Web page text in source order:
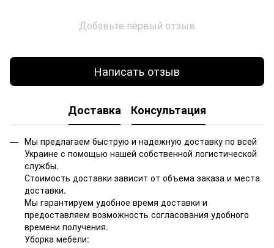
Добавьте первый отзыв
Написать отзыв
Доставка Консультация
Мы предлагаем быструю и надежную доставку по всей
Украине с помощью нашей собственной логистической
службы.
Стоимость доставки зависит от объема заказа и места
доставки.
Мы гарантируем удобное время доставки и
предоставляем возможность согласования удобного
времени получения.
Уборка мебели: